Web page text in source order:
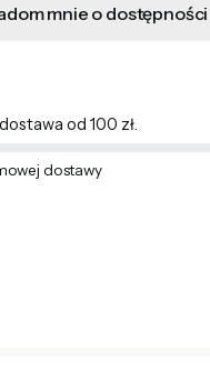
mnie o dostępności
od 100 zł.
dostawy